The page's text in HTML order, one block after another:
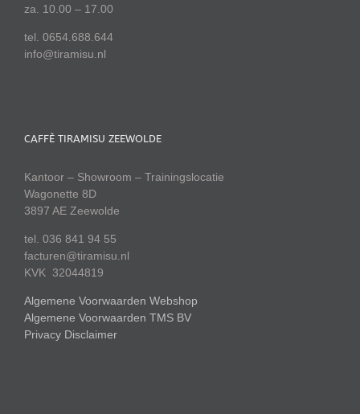
za. 10.00 – 17.00
tel. 0654.688.644
info@tiramisu.nl
CAFFÈ TIRAMISU ZEEWOLDE
Kantoor – Showroom – Trainingslocatie
Wagonette 8D
3897 AE Zeewolde
tel. 036 841 94 55
facturen@tiramisu.nl
KVK 32044819
Algemene Voorwaarden Webshop
Algemene Voorwaarden TMS BV
Privacy Disclaimer